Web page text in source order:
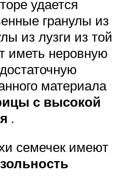
удается
гранулы из
из лузги из той
иметь неровную
материала
с высокой
.
семечек имеют